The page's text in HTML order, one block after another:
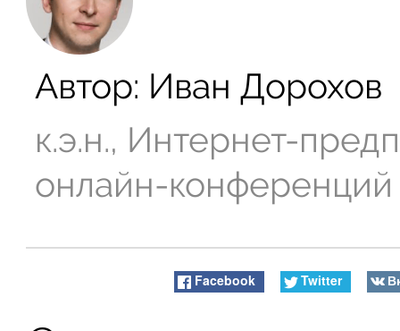
Автор: Иван Дорохов
к.э.н., Интернет-
онлайн-конференций
Facebook Twitter